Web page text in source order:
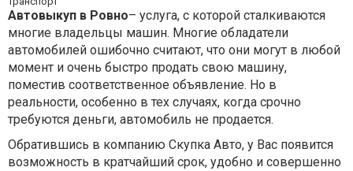
Автовыкуп в Ровно– услуга, с которой сталкиваются
многие владельцы машин. Многие обладатели
автомобилей ошибочно считают, что они могут в любой
момент и очень быстро продать свою машину,
поместив соответственное объявление. Но в
реальности, особенно в тех случаях, когда срочно
требуются деньги, автомобиль не продается.
Обратившись в компанию Скупка Авто, у Вас появится
возможность в кратчайший срок, удобно и совершенно